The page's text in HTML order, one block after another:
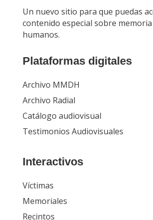
Un nuevo sitio para que puedas
contenido especial sobre memoria
Plataformas digitales
Archivo MMDH
Archivo Radial
Catálogo audiovisual
Víctimas
Memoriales